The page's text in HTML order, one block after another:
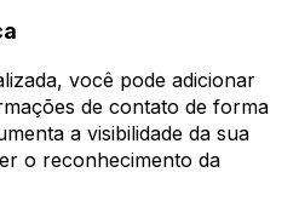
você pode adicionar
de contato de forma
a visibilidade da sua
o reconhecimento da